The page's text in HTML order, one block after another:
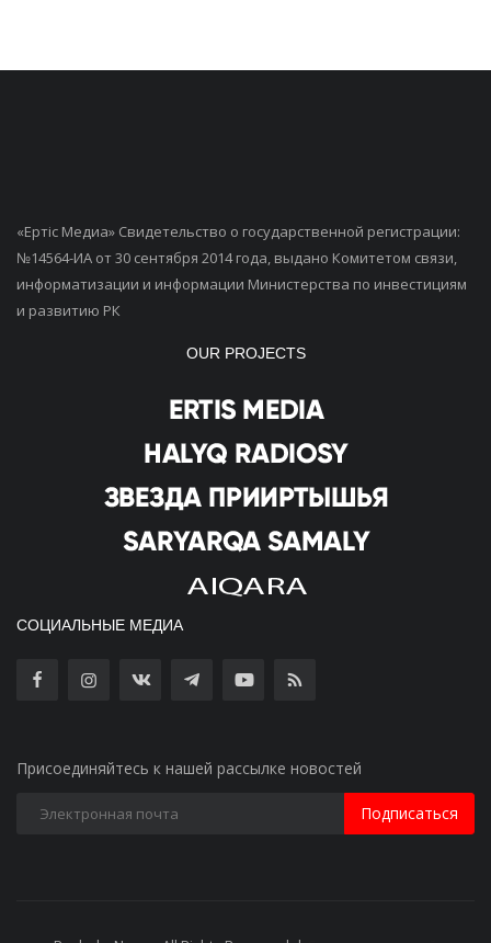
«Ертiс Медиа» Свидетельство о государственной регистрации:
№14564-ИА от 30 сентября 2014 года, выдано Комитетом связи,
информатизации и информации Министерства по инвестициям
и развитию РК
OUR PROJECTS
СОЦИАЛЬНЫЕ МЕДИА
Присоединяйтесь к нашей рассылке новостей
Подписаться